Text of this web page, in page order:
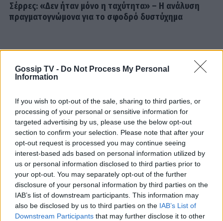
Gossip TV - Do Not Process My Personal
Information
If you wish to opt-out of the sale, sharing to third parties, or
processing of your personal or sensitive information for
targeted advertising by us, please use the below opt-out
section to confirm your selection. Please note that after your
opt-out request is processed you may continue seeing
interest-based ads based on personal information utilized by
us or personal information disclosed to third parties prior to
your opt-out. You may separately opt-out of the further
disclosure of your personal information by third parties on the
IAB’s list of downstream participants. This information may
also be disclosed by us to third parties on the IAB’s List of
Downstream Participants that may further disclose it to other
Daphne Lawrence: «Το πρώτο μου
Δημοτικού¬
MEDIA
Μπαμπά σ’ αγαπώ - Ελένη Σακκά: Η
Μαίρη δεν λειτουργεί συνειδητά για
να δημιουργεί χάος
MEDIA
Έλλη Κασόλη: «Έχω τη φιλοσοφία
του «στρατιώτη»
Σέρρες: «Δεν ήταν μόνο η ταχύτητα» – Η ανάλυση
πραγματογνώμονα για το σφοδρό δυστύχημα
Οι παικταράδες που δεν έγιναν ποτέ οι θρύλοι που
περιμέναμε